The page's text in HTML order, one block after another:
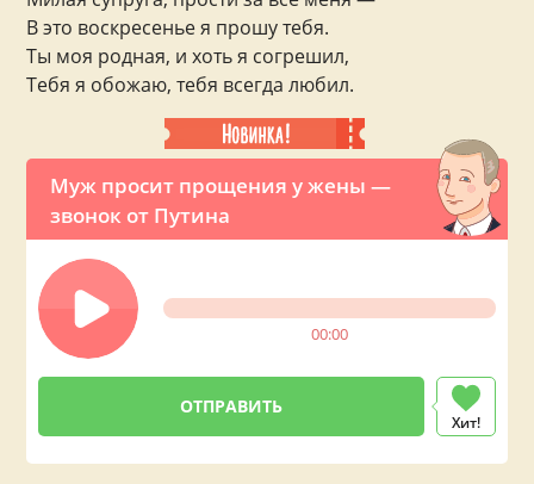
Муж просит прощения у жены —
звонок от Путина
00:00
Хит!
В это воскресенье я прошу тебя.
Ты моя родная, и хоть я согрешил,
Тебя я обожаю, тебя всегда любил.